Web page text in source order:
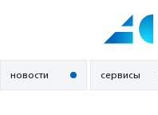
новости сервисы